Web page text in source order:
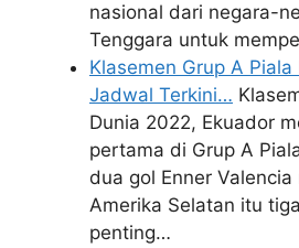
nasional dari negara-
Tenggara untuk
Klasemen Grup A
Jadwal Terkini…
Dunia 2022, Ekuador
pertama di Grup A
dua gol Enner
Amerika Selatan itu
penting…